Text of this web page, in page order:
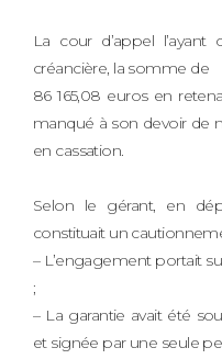
La cour d’appel
créancière, la somme de
86 165,08 euros en
manqué à son devoir de
en cassation.
Selon le gérant, en
constituait un
– L’engagement portait
;
– La garantie avait été
et signée par une seule